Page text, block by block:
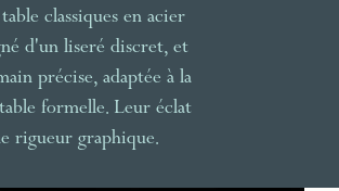
classiques en acier
d'un liseré discret, et
précise, adaptée à la
formelle. Leur éclat
rigueur graphique.